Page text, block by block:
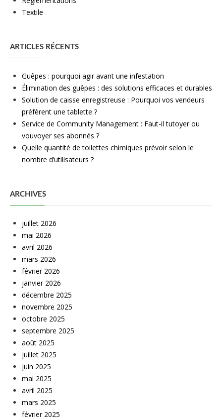
Textile
ARTICLES RÉCENTS
Guêpes : pourquoi agir avant une infestation
Élimination des guêpes : des solutions efficaces et durables
Solution de caisse enregistreuse : Pourquoi vos vendeurs
préfèrent une tablette ?
Service de Community Management : Faut-il tutoyer ou
vouvoyer ses abonnés ?
Quelle quantité de toilettes chimiques prévoir selon le
nombre d’utilisateurs ?
ARCHIVES
juillet 2026
mai 2026
avril 2026
mars 2026
février 2026
janvier 2026
décembre 2025
novembre 2025
octobre 2025
septembre 2025
août 2025
juillet 2025
juin 2025
mai 2025
avril 2025
mars 2025
février 2025